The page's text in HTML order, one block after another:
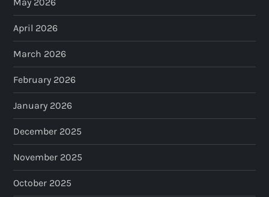
i
n
a
t
i
o
n
April 2026
March 2026
February 2026
January 2026
December 2025
November 2025
October 2025